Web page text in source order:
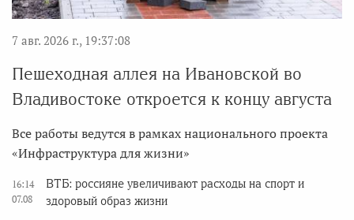
7 авг. 2026 г., 19:37:08
Пешеходная аллея на Ивановской во
Владивостоке откроется к концу августа
Все работы ведутся в рамках национального проекта
«Инфраструктура для жизни»
16:14
07.08
ВТБ: россияне увеличивают расходы на спорт и
здоровый образ жизни